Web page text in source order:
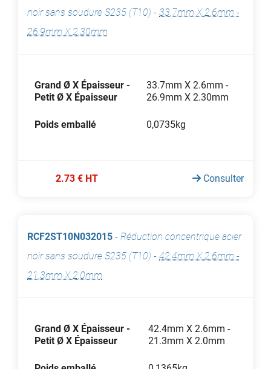
noir sans soudure S235 (T10) - 33.7mm X 2.6mm -
26.9mm X 2.30mm
Grand Ø X Épaisseur -
Petit Ø X Épaisseur
33.7mm X 2.6mm -
26.9mm X 2.30mm
Poids emballé 0,0735kg
2.73 € HT Consulter
RCF2ST10N032015 - Réduction concentrique acier
noir sans soudure S235 (T10) - 42.4mm X 2.6mm -
21.3mm X 2.0mm
Grand Ø X Épaisseur -
Petit Ø X Épaisseur
42.4mm X 2.6mm -
21.3mm X 2.0mm